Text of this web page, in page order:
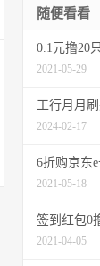
随便看看
0.1元撸20
2021-05-29
工行月月
2024-02-17
6折购京东
2021-05-18
签到红包0
2021-04-05